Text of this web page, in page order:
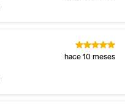
hace 10 meses